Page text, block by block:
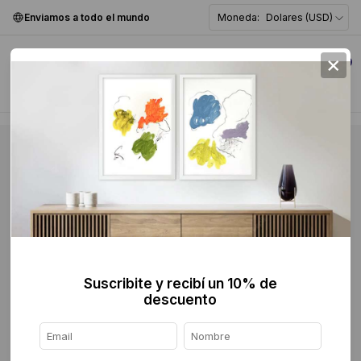
Enviamos a todo el mundo Moneda: Dolares (USD)
0
×
Suscribite y recibí un 10% de
descuento